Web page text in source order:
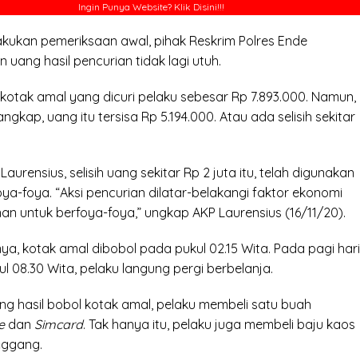
Ingin Punya Website? Klik Disini!!!
pemeriksaan awal, pihak Reskrim Polres Ende
uang hasil pencurian tidak lagi utuh.
amal yang dicuri pelaku sebesar Rp 7.893.000. Namun,
uang itu tersisa Rp 5.194.000. Atau ada selisih sekitar
selisih uang sekitar Rp 2 juta itu, telah digunakan
foya. “Aksi pencurian dilatar-belakangi faktor ekonomi
untuk berfoya-foya,” ungkap AKP Laurensius (16/11/20).
kotak amal dibobol pada pukul 02.15 Wita. Pada pagi hari
08.30 Wita, pelaku langung pergi berbelanja.
hasil bobol kotak amal, pelaku membeli satu buah
dan Simcard. Tak hanya itu, pelaku juga membeli baju kaos